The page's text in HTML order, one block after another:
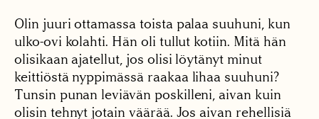
Olin juuri ottamassa toista palaa suuhuni, kun
ulko-ovi kolahti. Hän oli tullut kotiin. Mitä hän
olisikaan ajatellut, jos olisi löytänyt minut
keittiöstä nyppimässä raakaa lihaa suuhuni?
Tunsin punan leviävän poskilleni, aivan kuin
olisin tehnyt jotain väärää. Jos aivan rehellisiä